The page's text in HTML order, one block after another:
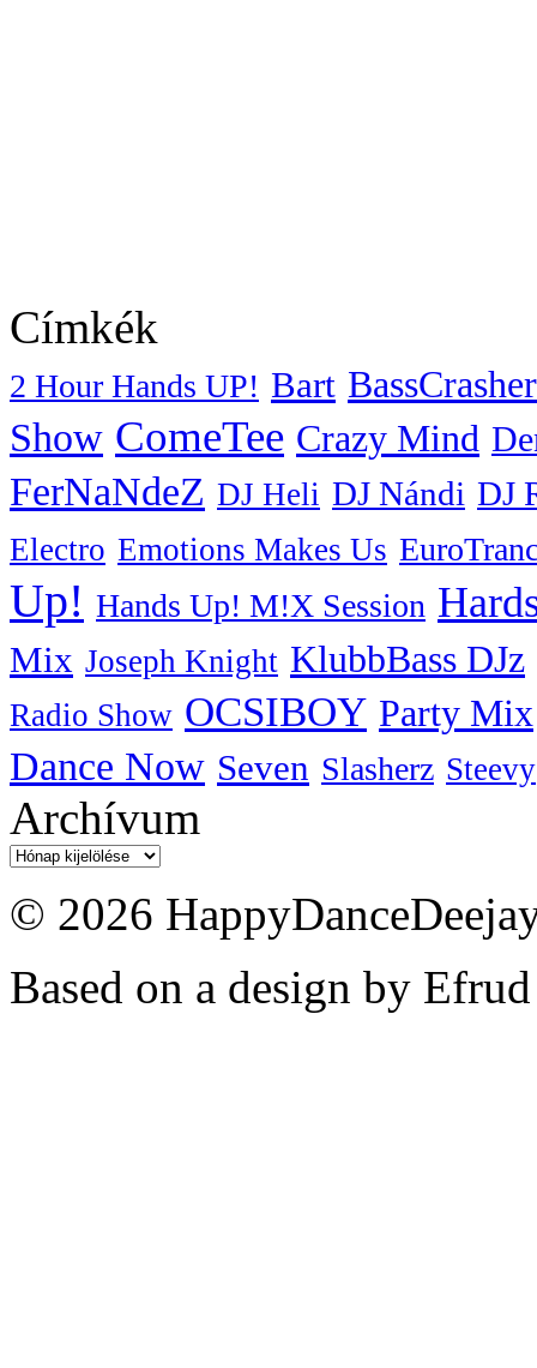
Címkék
2 Hour Hands UP! Bart BassCrasher
Show ComeTee Crazy Mind
FerNaNdeZ DJ Heli DJ Nándi DJ
Electro Emotions Makes Us
Up! Hands Up! M!X Session
Mix Joseph Knight KlubbBass DJz
Radio Show OCSIBOY Party Mix
Dance Now Seven Slasherz Steevy
Archívum
Archívum
© 2026
Based on a design by Efrud